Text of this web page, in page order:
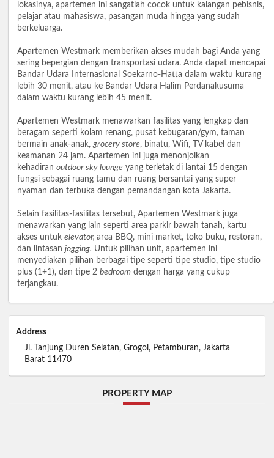
lokasinya, apartemen ini sangatlah cocok untuk kalangan pebisnis,
pelajar atau mahasiswa, pasangan muda hingga yang sudah
berkeluarga.
Apartemen Westmark memberikan akses mudah bagi Anda yang
sering bepergian dengan transportasi udara. Anda dapat mencapai
Bandar Udara Internasional Soekarno-Hatta dalam waktu kurang
lebih 30 menit, atau ke Bandar Udara Halim Perdanakusuma
dalam waktu kurang lebih 45 menit.
Apartemen Westmark menawarkan fasilitas yang lengkap dan
beragam seperti kolam renang, pusat kebugaran/gym, taman
bermain anak-anak,grocery store, binatu, Wifi, TV kabel dan
keamanan 24 jam. Apartemen ini juga menonjolkan
kehadiran outdoor sky lounge yang terletak di lantai 15 dengan
fungsi sebagai ruang tamu dan ruang bersantai yang super
nyaman dan terbuka dengan pemandangan kota Jakarta.
Selain fasilitas-fasilitas tersebut, Apartemen Westmark juga
menawarkan yang lain seperti area parkir bawah tanah, kartu
akses untuk elevator, area BBQ, mini market, toko buku, restoran,
dan lintasan jogging. Untuk pilihan unit, apartemen ini
menyediakan pilihan berbagai tipe seperti tipe studio, tipe studio
plus (1+1), dan tipe 2 bedroom dengan harga yang cukup
terjangkau.
Address
Jl. Tanjung Duren Selatan, Grogol, Petamburan, Jakarta
Barat 11470
PROPERTY MAP